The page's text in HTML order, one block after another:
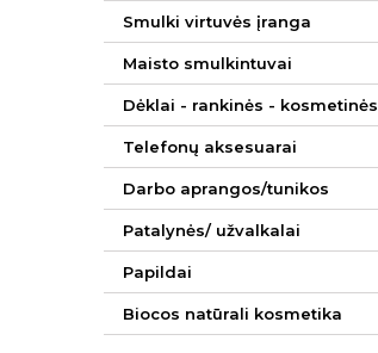
Smulki virtuvės įranga
Maisto smulkintuvai
Dėklai - rankinės - kosmetinės
Telefonų aksesuarai
Darbo aprangos/tunikos
Patalynės/ užvalkalai
Papildai
Biocos natūrali kosmetika